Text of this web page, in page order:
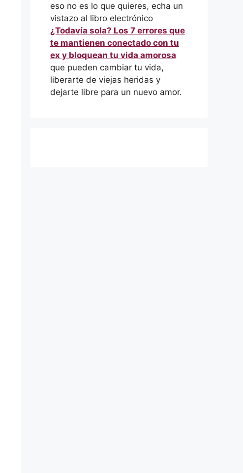
eso no es lo que quieres, echa un
vistazo al libro electrónico
¿Todavía sola? Los 7 errores que
te mantienen conectado con tu
ex y bloquean tu vida amorosa
que pueden cambiar tu vida,
liberarte de viejas heridas y
dejarte libre para un nuevo amor.